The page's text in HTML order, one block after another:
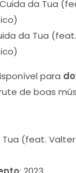
da Tua (feat.
para
de boas
Tua (feat.